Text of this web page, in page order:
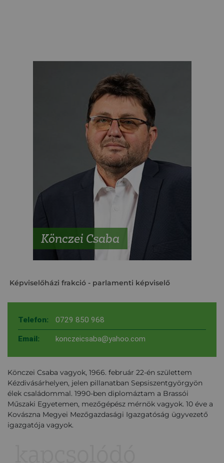
Könczei Csaba
Képviselőházi frakció - parlamenti képviselő
Telefon: 0729 850 968
Email: konczeicsaba@yahoo.com
Könczei Csaba vagyok, 1966. február 22-én születtem
Kézdivásárhelyen, jelen pillanatban Sepsiszentgyörgyön
élek családommal. 1990-ben diplomáztam a Brassói
Műszaki Egyetemen, mezőgépész mérnök vagyok. 10 éve a
Kovászna Megyei Mezőgazdasági Igazgatóság ügyvezető
igazgatója vagyok.